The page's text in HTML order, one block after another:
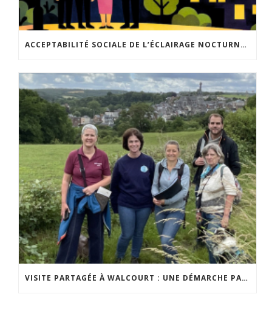
ACCEPTABILITÉ SOCIALE DE L’ÉCLAIRAGE NOCTURNE : LE REPLAY EST DISPONIBLE
VISITE PARTAGÉE À WALCOURT : UNE DÉMARCHE PARTICIPATIVE ANIMÉE PAR ESPACE ENVIRONNEMENT